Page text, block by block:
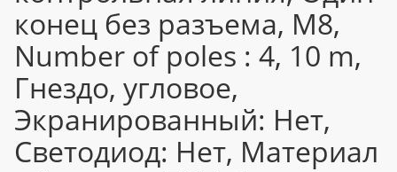
конец без разъема, M8,
Number of poles : 4, 10 m,
Гнездо, угловое,
Экранированный: Нет,
Светодиод: Нет, Материал